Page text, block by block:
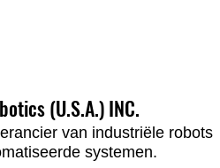
(U.S.A.) INC.
van industriële robots
systemen.